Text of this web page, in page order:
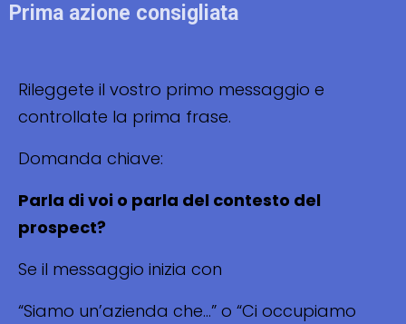
Prima azione consigliata
Rileggete il vostro primo messaggio e
controllate la prima frase.
Domanda chiave:
Parla di voi o parla del contesto del
prospect?
Se il messaggio inizia con
“Siamo un’azienda che…” o “Ci occupiamo